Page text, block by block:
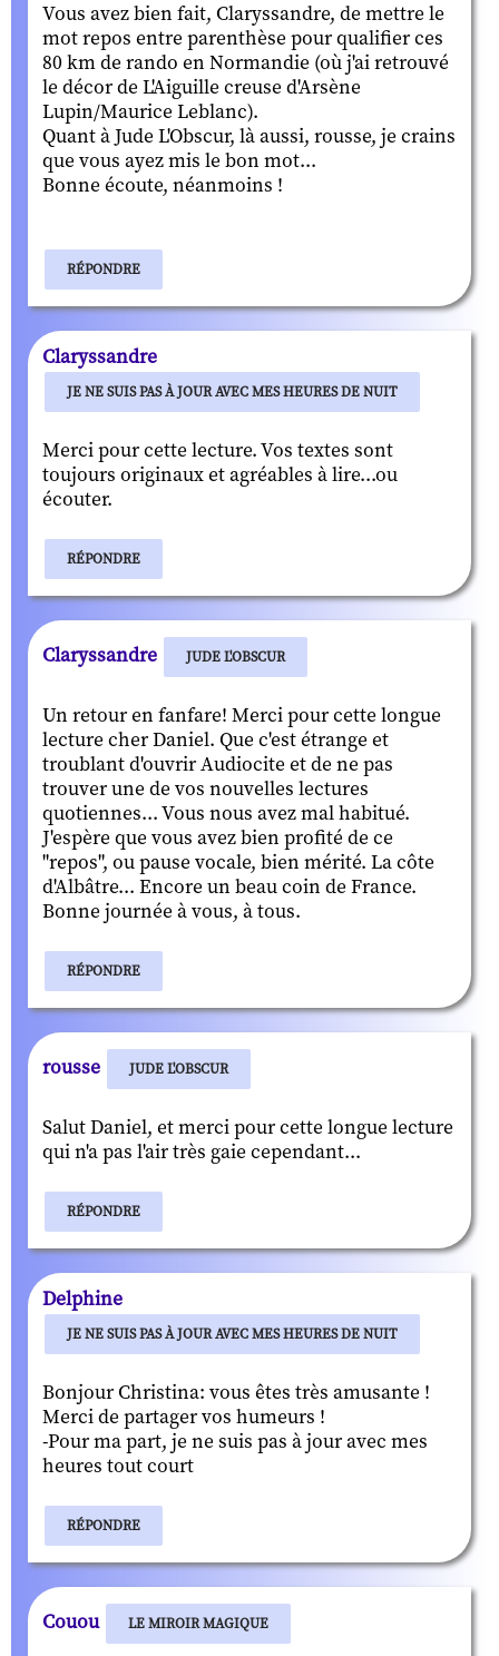
Vous avez bien fait, Claryssandre, de mettre le
mot repos entre parenthèse pour qualifier ces
80 km de rando en Normandie (où j'ai retrouvé
le décor de L'Aiguille creuse d'Arsène
Lupin/Maurice Leblanc).
Quant à Jude L'Obscur, là aussi, rousse, je crains
que vous ayez mis le bon mot...
Bonne écoute, néanmoins !
RÉPONDRE
Claryssandre
JE NE SUIS PAS À JOUR AVEC MES HEURES DE NUIT
Merci pour cette lecture. Vos textes sont
toujours originaux et agréables à lire...ou
écouter.
RÉPONDRE
Claryssandre JUDE L'OBSCUR
Un retour en fanfare! Merci pour cette longue
lecture cher Daniel. Que c'est étrange et
troublant d'ouvrir Audiocite et de ne pas
trouver une de vos nouvelles lectures
quotiennes... Vous nous avez mal habitué.
J'espère que vous avez bien profité de ce
"repos", ou pause vocale, bien mérité. La côte
d'Albâtre... Encore un beau coin de France.
Bonne journée à vous, à tous.
RÉPONDRE
rousse JUDE L'OBSCUR
Salut Daniel, et merci pour cette longue lecture
qui n'a pas l'air très gaie cependant...
RÉPONDRE
Delphine
JE NE SUIS PAS À JOUR AVEC MES HEURES DE NUIT
Bonjour Christina: vous êtes très amusante !
Merci de partager vos humeurs !
-Pour ma part, je ne suis pas à jour avec mes
heures tout court
RÉPONDRE
Couou LE MIROIR MAGIQUE